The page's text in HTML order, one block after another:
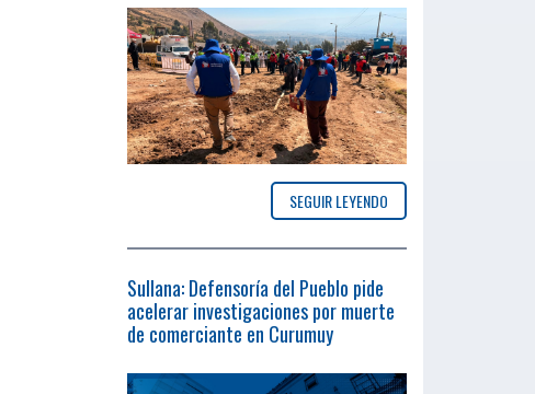
SEGUIR LEYENDO
Sullana: Defensoría del Pueblo pide
acelerar investigaciones por muerte
de comerciante en Curumuy